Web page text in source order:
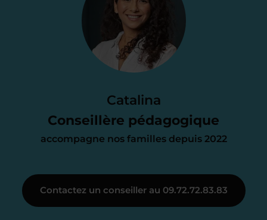
Catalina
Conseillère pédagogique
accompagne nos familles depuis 2022
proposition
d’accompagnement
parfait. À partir de maintenant nous
nous occupons de tout.
Je vous présente votre
Contactez un conseiller au 09.72.72.83.83